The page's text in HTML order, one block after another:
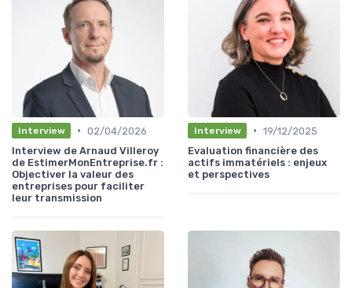
Interview • 02/04/2026
Interview de Arnaud Villeroy
de EstimerMonEntreprise.fr :
Objectiver la valeur des
entreprises pour faciliter
leur transmission
Interview • 19/12/2025
Evaluation financière des
actifs immatériels : enjeux
et perspectives